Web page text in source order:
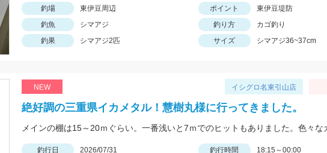
釣場
東伊豆周辺 ポイント
東伊豆堤防
釣魚
シマアジ 釣り方
カゴ釣り
釣果
シマアジ2匹 サイズ シマアジ36~37cm
NEW イシグロ名東引山店
絶好調の三重県イカメタル！慧樹丸様に行ってきました。
釣行日 2026/07/31 釣行時間 18:15～00:00